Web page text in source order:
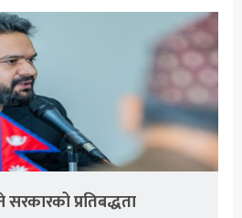
प्रतिबद्धता